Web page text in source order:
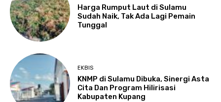
Harga Rumput Laut di Sulamu
Sudah Naik, Tak Ada Lagi Pemain
Tunggal
EKBIS
KNMP di Sulamu Dibuka, Sinergi Asta
Cita Dan Program Hilirisasi
Kabupaten Kupang